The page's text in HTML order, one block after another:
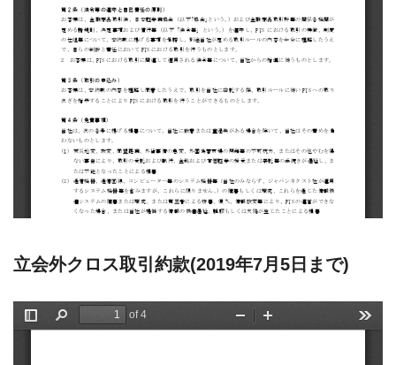
立会外クロス取引約款(2019年7月5日まで)